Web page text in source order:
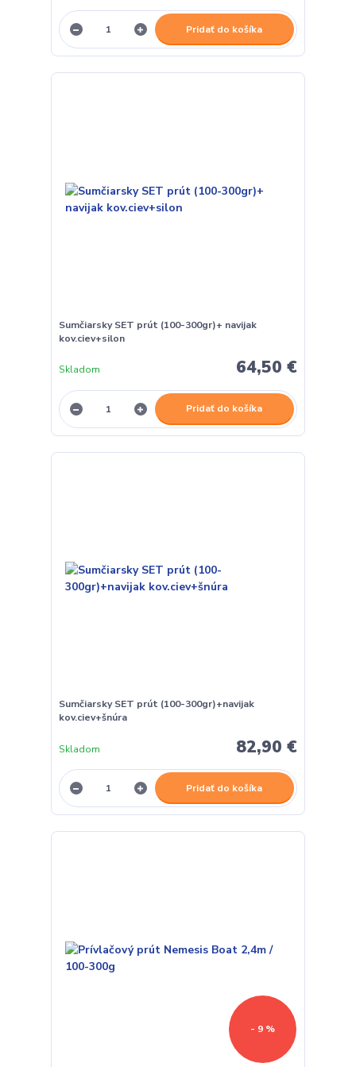
Pridať do košíka
Sumčiarsky SET prút (100-300gr)+ navijak
kov.ciev+silon
64,50 €
Skladom
Pridať do košíka
Sumčiarsky SET prút (100-300gr)+navijak
kov.ciev+šnúra
82,90 €
Skladom
Pridať do košíka
- 9 %